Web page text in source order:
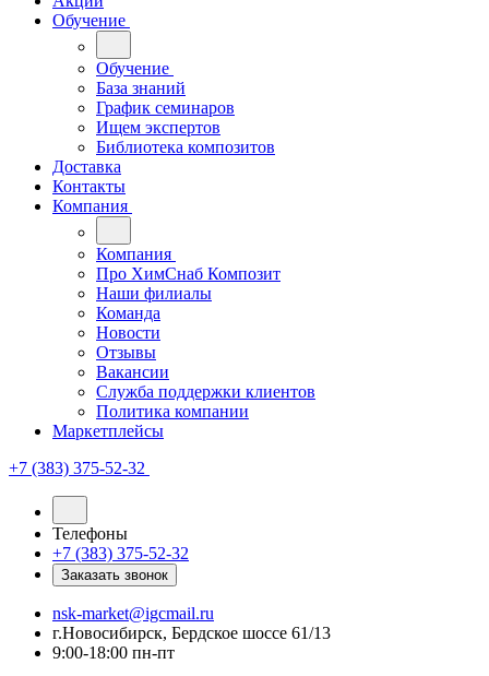
Обучение
Обучение
База знаний
График семинаров
Ищем экспертов
Библиотека композитов
Доставка
Контакты
Компания
Компания
Про ХимСнаб Композит
Наши филиалы
Команда
Новости
Отзывы
Вакансии
Служба поддержки клиентов
Политика компании
Маркетплейсы
+7 (383) 375-52-32
Телефоны
+7 (383) 375-52-32
Заказать звонок
nsk-market@igcmail.ru
г.Новосибирск, Бердское шоссе 61/13
9:00-18:00 пн-пт